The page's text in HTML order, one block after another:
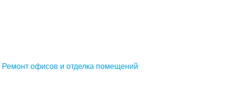
Ремонт офисов и отделка помещений